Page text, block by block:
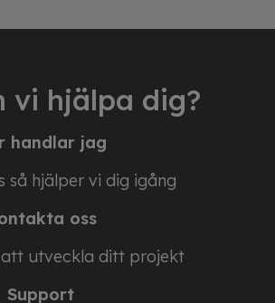
vi hjälpa dig?
handlar jag
så hjälper vi dig igång
oss
utveckla ditt projekt
Support